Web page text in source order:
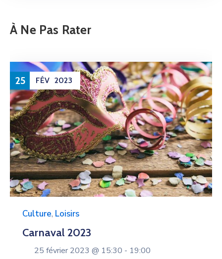
À Ne Pas Rater
25 FÉV 2023
Culture, Loisirs
Carnaval 2023
25 février 2023 @ 15:30 - 19:00